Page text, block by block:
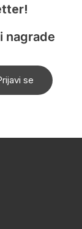
nagrade
se